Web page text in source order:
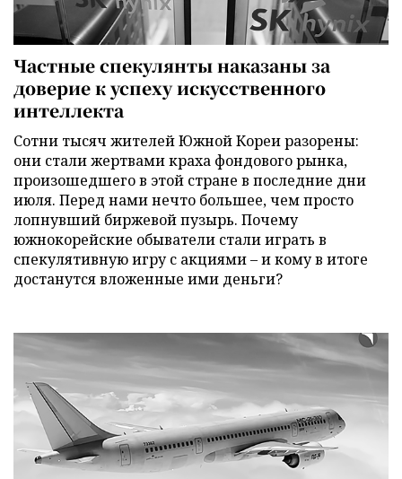
Частные спекулянты наказаны за
доверие к успеху искусственного
интеллекта
Сотни тысяч жителей Южной Кореи разорены:
они стали жертвами краха фондового рынка,
произошедшего в этой стране в последние дни
июля. Перед нами нечто большее, чем просто
лопнувший биржевой пузырь. Почему
южнокорейские обыватели стали играть в
спекулятивную игру с акциями – и кому в итоге
достанутся вложенные ими деньги?